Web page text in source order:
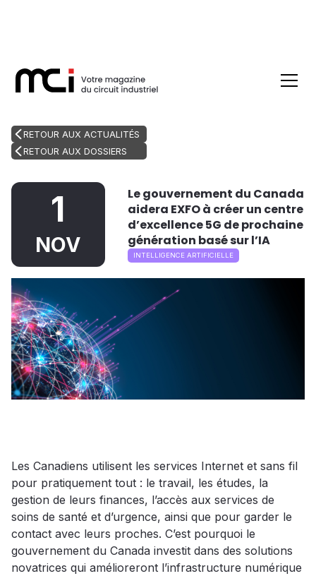
RETOUR AUX ACTUALITÉS
RETOUR AUX DOSSIERS
1
NOV
Le gouvernement du Canada
aidera EXFO à créer un centre
d’excellence 5G de prochaine
génération basé sur l’IA
INTELLIGENCE ARTIFICIELLE
Les Canadiens utilisent les services Internet et sans fil
pour pratiquement tout : le travail, les études, la
gestion de leurs finances, l’accès aux services de
soins de santé et d’urgence, ainsi que pour garder le
contact avec leurs proches. C’est pourquoi le
gouvernement du Canada investit dans des solutions
novatrices qui amélioreront l’infrastructure numérique